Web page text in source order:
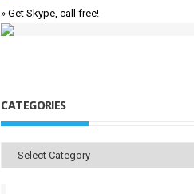
» Get Skype, call free!
CATEGORIES
Categories